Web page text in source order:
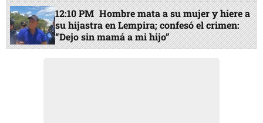
12:10 PM Hombre mata a su mujer y hiere a
su hijastra en Lempira; confesó el crimen:
“Dejo sin mamá a mi hijo”